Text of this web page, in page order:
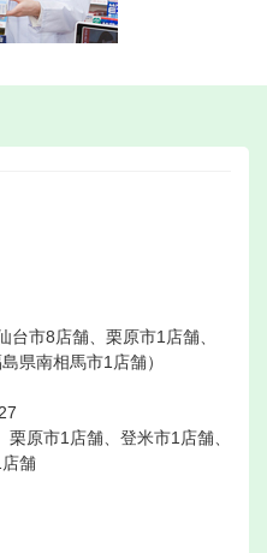
市8店舗、栗原市1店舗、
県南相馬市1店舗）
栗原市1店舗、登米市1店舗、
舗